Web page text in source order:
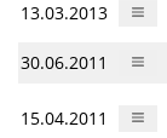
13.03.2013
30.06.2011
15.04.2011